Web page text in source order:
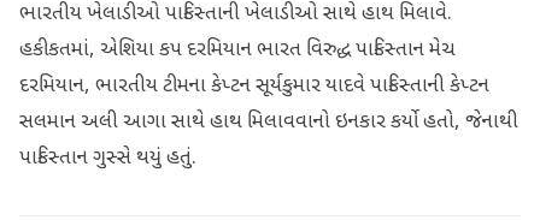
ભારતીય ખેલાડીઓ પાકિસ્તાની ખેલાડીઓ સાથે હાથ મિલાવે.
હકીકતમાં, એશિયા કપ દરમિયાન ભારત વિરુદ્ધ પાકિસ્તાન મેચ
દરમિયાન, ભારતીય ટીમના કેપ્ટન સૂર્યકુમાર યાદવે પાકિસ્તાની કેપ્ટન
સલમાન અલી આગા સાથે હાથ મિલાવવાનો ઇનકાર કર્યો હતો, જેનાથી
પાકિસ્તાન ગુસ્સે થયું હતું.